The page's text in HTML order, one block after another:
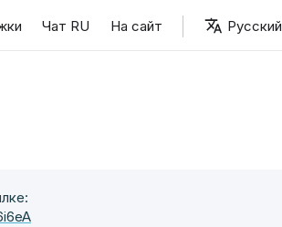
Чат RU На сайт Русский